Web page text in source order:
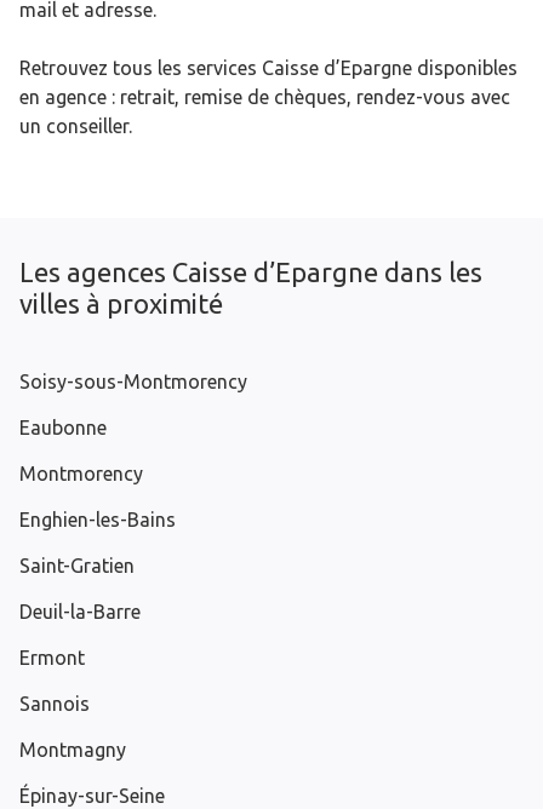
mail et adresse.
Retrouvez tous les services Caisse d’Epargne disponibles
en agence : retrait, remise de chèques, rendez-vous avec
un conseiller.
Les agences Caisse d’Epargne dans les
villes à proximité
Soisy-sous-Montmorency
Eaubonne
Montmorency
Enghien-les-Bains
Saint-Gratien
Deuil-la-Barre
Ermont
Sannois
Montmagny
Épinay-sur-Seine